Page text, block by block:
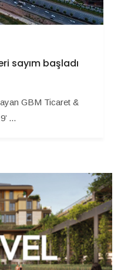
sayım başladı
GBM Ticaret &
...